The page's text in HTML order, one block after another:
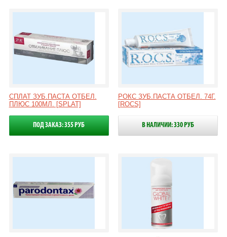
СПЛАТ ЗУБ.ПАСТА ОТБЕЛ.
ПЛЮС 100МЛ. [SPLAT]
ПОД ЗАКАЗ: 355 РУБ
РОКС ЗУБ.ПАСТА ОТБЕЛ. 74Г.
[ROCS]
В НАЛИЧИИ: 330 РУБ